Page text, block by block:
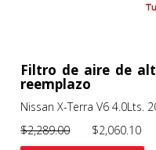
Previous
Filtro de aire de
reemplazo
Nissan X-Terra V6 4.0Lts.
$2,289.00$2,060.10